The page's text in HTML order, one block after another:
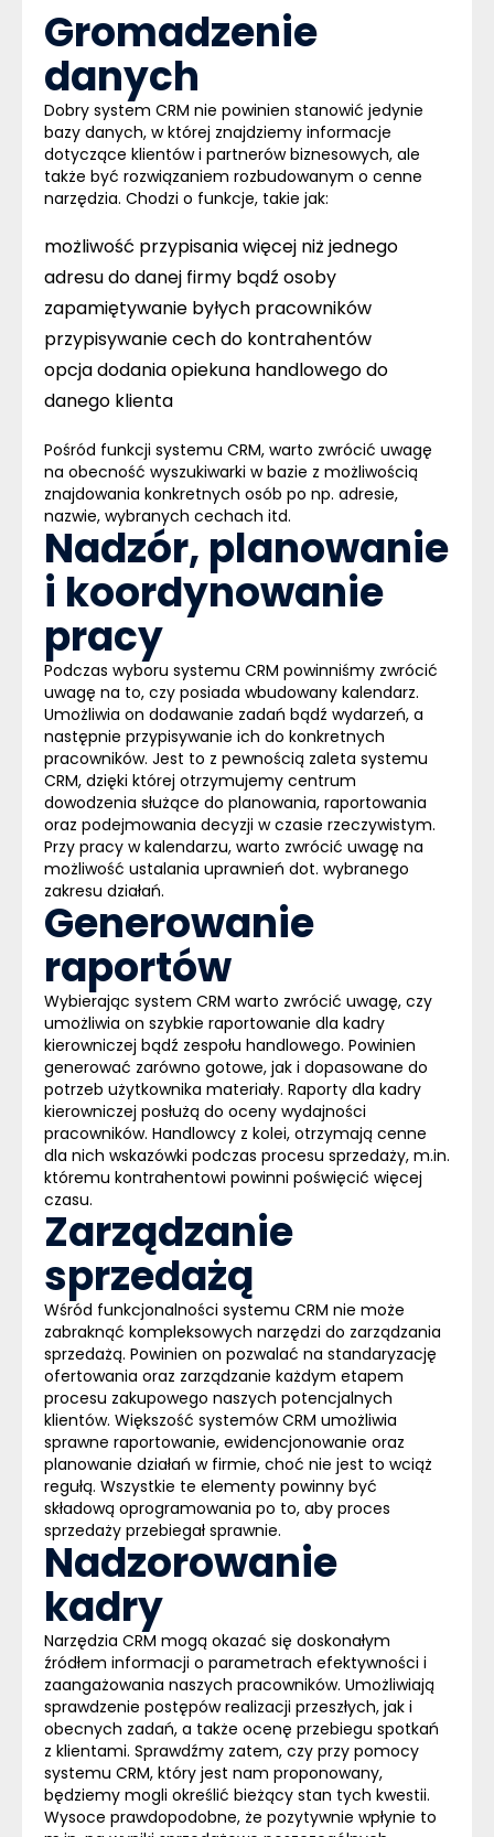
Gromadzenie
danych
Dobry system CRM nie powinien stanowić jedynie
bazy danych, w której znajdziemy informacje
dotyczące klientów i partnerów biznesowych, ale
także być rozwiązaniem rozbudowanym o cenne
narzędzia. Chodzi o funkcje, takie jak:
możliwość przypisania więcej niż jednego
adresu do danej firmy bądź osoby
zapamiętywanie byłych pracowników
przypisywanie cech do kontrahentów
opcja dodania opiekuna handlowego do
danego klienta
Pośród funkcji systemu CRM, warto zwrócić uwagę
na obecność wyszukiwarki w bazie z możliwością
znajdowania konkretnych osób po np. adresie,
nazwie, wybranych cechach itd.
Nadzór, planowanie
i koordynowanie
pracy
Podczas wyboru systemu CRM powinniśmy zwrócić
uwagę na to, czy posiada wbudowany kalendarz.
Umożliwia on dodawanie zadań bądź wydarzeń, a
następnie przypisywanie ich do konkretnych
pracowników. Jest to z pewnością zaleta systemu
CRM, dzięki której otrzymujemy centrum
dowodzenia służące do planowania, raportowania
oraz podejmowania decyzji w czasie rzeczywistym.
Przy pracy w kalendarzu, warto zwrócić uwagę na
możliwość ustalania uprawnień dot. wybranego
zakresu działań.
Generowanie
raportów
Wybierając system CRM warto zwrócić uwagę, czy
umożliwia on szybkie raportowanie dla kadry
kierowniczej bądź zespołu handlowego. Powinien
generować zarówno gotowe, jak i dopasowane do
potrzeb użytkownika materiały. Raporty dla kadry
kierowniczej posłużą do oceny wydajności
pracowników. Handlowcy z kolei, otrzymają cenne
dla nich wskazówki podczas procesu sprzedaży, m.in.
któremu kontrahentowi powinni poświęcić więcej
czasu.
Zarządzanie
sprzedażą
Wśród funkcjonalności systemu CRM nie może
zabraknąć kompleksowych narzędzi do zarządzania
sprzedażą. Powinien on pozwalać na standaryzację
ofertowania oraz zarządzanie każdym etapem
procesu zakupowego naszych potencjalnych
klientów. Większość systemówCRM umożliwia
sprawne raportowanie, ewidencjonowanie oraz
planowanie działań w firmie, choć nie jest to wciąż
regułą. Wszystkie te elementy powinny być
składową oprogramowania po to, aby proces
sprzedaży przebiegał sprawnie.
Nadzorowanie
kadry
Narzędzia CRM mogą okazać się doskonałym
źródłem informacji o parametrach efektywności i
zaangażowania naszych pracowników. Umożliwiają
sprawdzenie postępów realizacji przeszłych, jak i
obecnych zadań, a także ocenę przebiegu spotkań
z klientami. Sprawdźmy zatem, czy przy pomocy
systemu CRM, który jest nam proponowany,
będziemy mogli określić bieżący stan tych kwestii.
Wysoce prawdopodobne, że pozytywnie wpłynie to